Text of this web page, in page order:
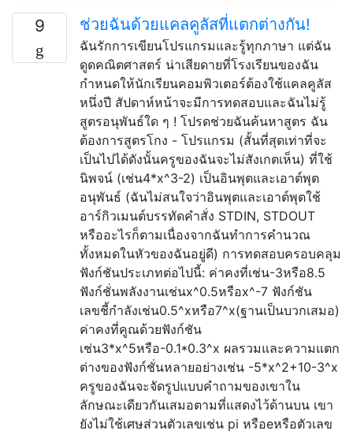
9 ช่วยฉันด้วยแคลคูลัสที่แตกต่างกัน!
ฉันรักการเขียนโปรแกรมและรู้ทุกภาษา แต่ฉัน
ดูดคณิตศาสตร์ น่าเสียดายที่โรงเรียนของฉัน
กำหนดให้นักเรียนคอมพิวเตอร์ต้องใช้แคลคูลัส
หนึ่งปี สัปดาห์หน้าจะมีการทดสอบและฉันไม่รู้
สูตรอนุพันธ์ใด ๆ ! โปรดช่วยฉันค้นหาสูตร ฉัน
ต้องการสูตรโกง - โปรแกรม (สั้นที่สุดเท่าที่จะ
เป็นไปได้ดังนั้นครูของฉันจะไม่สังเกตเห็น) ที่ใช้
นิพจน์ (เช่น4*x^3-2) เป็นอินพุตและเอาต์พุต
อนุพันธ์ (ฉันไม่สนใจว่าอินพุตและเอาต์พุตใช้
อาร์กิวเมนต์บรรทัดคำสั่ง STDIN, STDOUT
หรืออะไรก็ตามเนื่องจากฉันทำการคำนวณ
ทั้งหมดในหัวของฉันอยู่ดี) การทดสอบครอบคลุม
ฟังก์ชันประเภทต่อไปนี้: ค่าคงที่เช่น-3หรือ8.5
ฟังก์ชั่นพลังงานเช่นx^0.5หรือx^-7 ฟังก์ชัน
เลขชี้กำลังเช่น0.5^xหรือ7^x(ฐานเป็นบวกเสมอ)
ค่าคงที่คูณด้วยฟังก์ชัน
เช่น3*x^5หรือ-0.1*0.3^x ผลรวมและความแตก
ต่างของฟังก์ชั่นหลายอย่างเช่น -5*x^2+10-3^x
ครูของฉันจะจัดรูปแบบคำถามของเขาใน
ลักษณะเดียวกันเสมอตามที่แสดงไว้ด้านบน เขา
ยังไม่ใช้เศษส่วนตัวเลขเช่น pi หรือeหรือตัวเลข